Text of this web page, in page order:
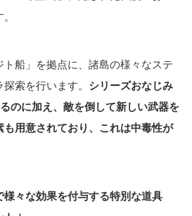
船」を拠点に、諸島の様々なステ
索を行います。 シリーズおなじみ
のに加え、敵を倒して新しい武器を
用意されており、これは中毒性が
様々な効果を付与する特別な道具